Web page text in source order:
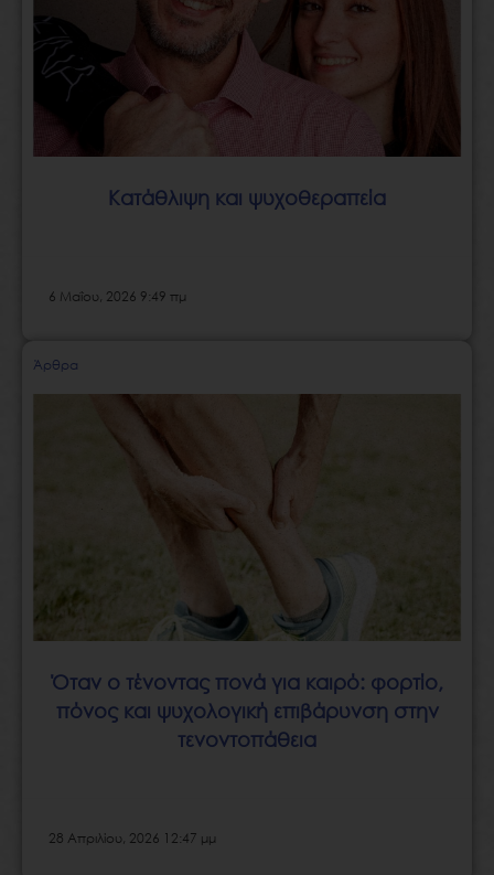
Κατάθλιψη και ψυχοθεραπεία
6 Μαΐου, 2026 9:49 πμ
Άρθρα
Όταν ο τένοντας πονά για καιρό: φορτίο,
πόνος και ψυχολογική επιβάρυνση στην
τενοντοπάθεια
28 Απριλίου, 2026 12:47 μμ